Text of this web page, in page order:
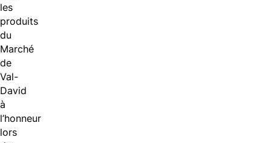
les
produits
du
Marché
de
Val-
David
à
l’honneur
lors